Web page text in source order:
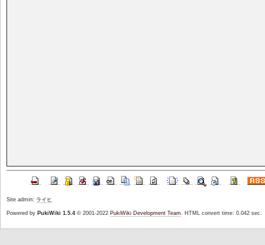
Site admin: ライヒ
Powered by PukiWiki 1.5.4© 2001-2022 PukiWiki Development Team . HTML convert time: 0.042 sec.